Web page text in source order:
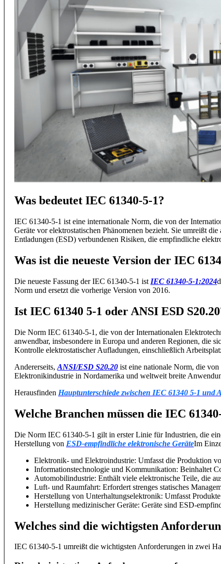
Was bedeutet IEC 61340-5-1?
IEC 61340-5-1 ist eine internationale Norm, die von der
Geräte vor elektrostatischen Phänomenen bezieht. Sie umreißt
Entladungen (ESD) verbundenen Risiken, die empfindliche
Was ist die neueste Version der IEC
Die neueste Fassung der IEC 61340-5-1 ist IEC 61340-5-1:2024
Norm und ersetzt die vorherige Version von 2016.
Ist IEC 61340 5-1 oder ANSI ESD
Die Norm IEC 61340-5-1, die von der Internationalen
anwendbar, insbesondere in Europa und anderen Regionen, die
Kontrolle elektrostatischer Aufladungen, einschließlich
Andererseits, ANSI/ESD S20.20 ist eine nationale Norm, die
Elektronikindustrie in Nordamerika und weltweit breite
Herausfinden Hauptunterschiede zwischen IEC 61340 5-1 und
Welche Branchen müssen die IEC
Die Norm IEC 61340-5-1 gilt in erster Linie für Industrien, die
Herstellung von ESD-empfindliche elektronische GeräteIm
Elektronik- und Elektroindustrie: Umfasst die Produktion
Informationstechnologie und Kommunikation: Beinhaltet
Automobilindustrie: Enthält viele elektronische Teile, die
Luft- und Raumfahrt: Erfordert strenges statisches
Herstellung von Unterhaltungselektronik: Umfasst
Herstellung medizinischer Geräte: Geräte sind ESD-
Welches sind die wichtigsten
IEC 61340-5-1 umreißt die wichtigsten Anforderungen in zwei